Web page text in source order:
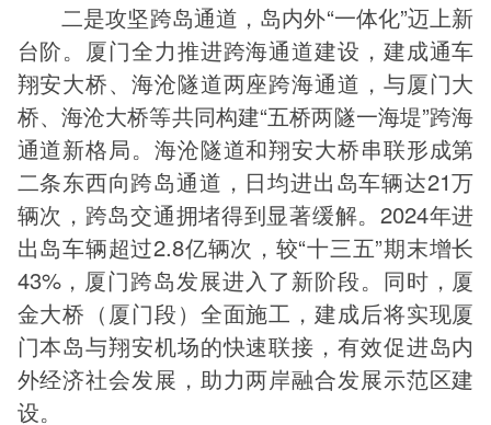
二是攻坚跨岛通道，岛内外“一体化”迈上新
台阶。厦门全力推进跨海通道建设，建成通车
翔安大桥、海沧隧道两座跨海通道，与厦门大
桥、海沧大桥等共同构建“五桥两隧一海堤”跨海
通道新格局。海沧隧道和翔安大桥串联形成第
二条东西向跨岛通道，日均进出岛车辆达21万
辆次，跨岛交通拥堵得到显著缓解。2024年进
出岛车辆超过2.8亿辆次，较“十三五”期末增长
43%，厦门跨岛发展进入了新阶段。同时，厦
金大桥（厦门段）全面施工，建成后将实现厦
门本岛与翔安机场的快速联接，有效促进岛内
外经济社会发展，助力两岸融合发展示范区建
设。